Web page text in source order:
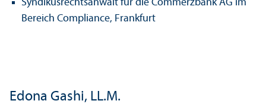
Syndikusrechts­anwalt für die Commerzbank AG im
Bereich Compliance, Frankfurt
Edona Gashi, LL.M.